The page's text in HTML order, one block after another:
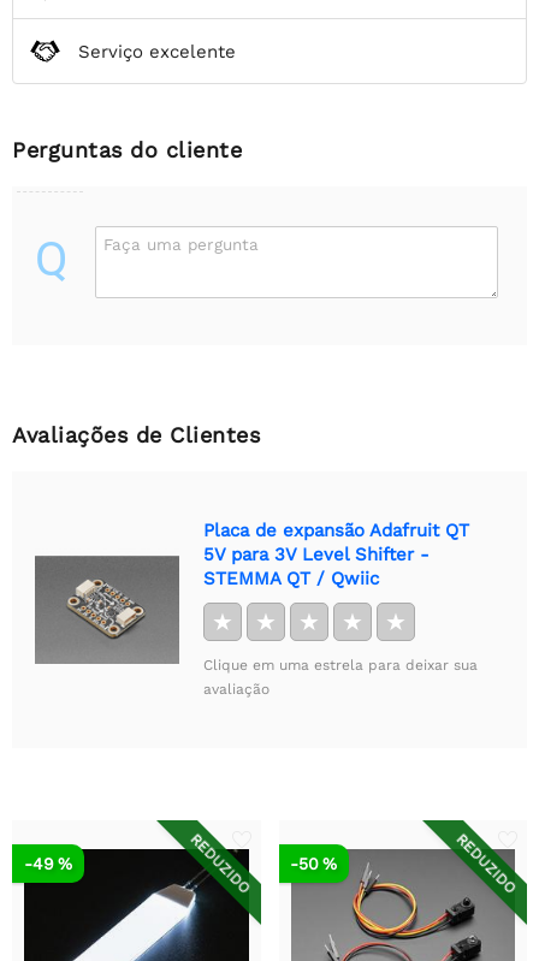
Serviço excelente
Perguntas do cliente
Q Faça uma pergunta
Avaliações de Clientes
Placa de expansão Adafruit QT
5V para 3V Level Shifter -
STEMMA QT / Qwiic
★ ★ ★ ★ ★
Clique em uma estrela para deixar sua
avaliação
REDUZIDO
-49 % REDUZIDO
-50 %